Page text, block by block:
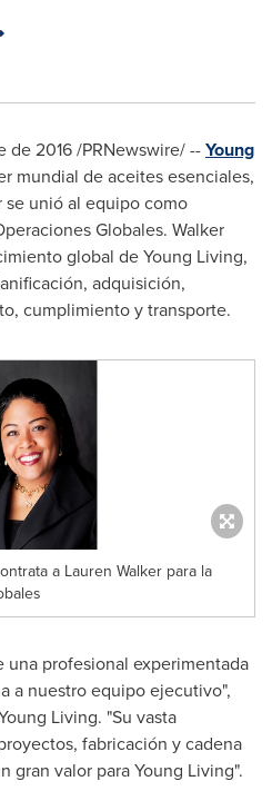
de 2016 /PRNewswire/ --Young
mundial de aceites esenciales,
se unió al equipo como
Globales. Walker
global deYoung Living,
adquisición,
cumplimiento y transporte.
a Lauren Walker para la
una profesional experimentada
a nuestro equipo ejecutivo",
Living. "Su vasta
fabricación y cadena
gran valor paraYoung Living".